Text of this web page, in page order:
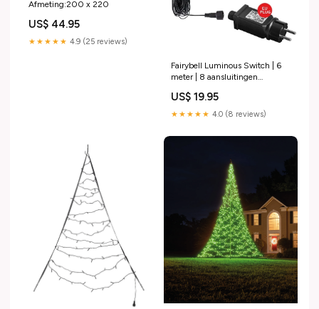
Afmeting:200 x 220
US$ 44.95
★★★★★ 4.9 (25 reviews)
Fairybell Luminous Switch | 6
meter | 8 aansluitingen
US$ 19.95
★★★★★ 4.0 (8 reviews)